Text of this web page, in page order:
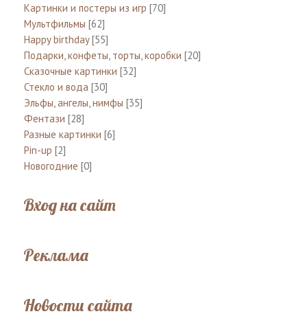
Картинки и постеры из игр [70]
Мультфильмы [62]
Happy birthday [55]
Подарки, конфеты, торты, коробки [20]
Сказочные картинки [32]
Стекло и вода [30]
Эльфы, ангелы, нимфы [35]
Фентази [28]
Разные картинки [6]
Pin-up [2]
Новогодние [0]
Вход на сайт
Реклама
Новости сайта